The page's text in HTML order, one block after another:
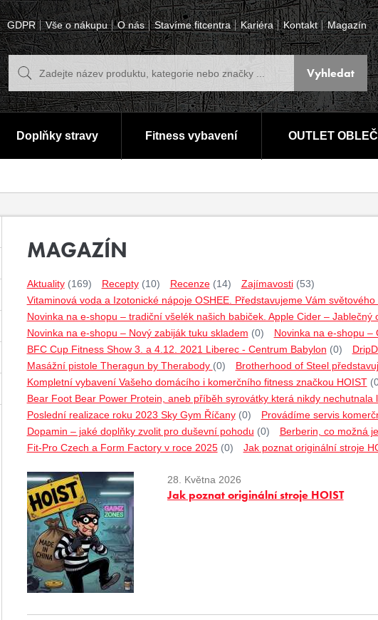
GDPR Vše o nákupu O nás Stavíme fitcentra Kariéra Kontakt Magazín
Doplňky stravy Fitness vybavení OUTLET
MAGAZÍN
Aktuality (169) Recepty (10) Recenze (14) Zajímavosti (53)
Vitaminová voda a Izotonické nápoje OSHEE. Představujeme Vám
Novinka na e-shopu – tradiční všelék našich babiček. Apple Cider – Jablečný
Novinka na e-shopu – Nový zabiják tuku skladem (0)
Novinka na e-shopu –
BFC Cup Fitness Show 3. a 4.12. 2021 Liberec - Centrum Babylon (0)
Masážní pistole Theragun by Therabody (0)
Brotherhood of Steel
Kompletní vybavení Vašeho domácího i komerčního fitness značkou HOIST
Bear Foot Bear Power Protein, aneb příběh syrovátky která nikdy nechutnala
Poslední realizace roku 2023 Sky Gym Říčany (0)
Provádíme servis
Dopamin – jaké doplňky zvolit pro duševní pohodu (0)
Berberin, co možná
Fit-Pro Czech a Form Factory v roce 2025 (0) Jak poznat originální stroje
28. Května 2026
Jak poznat originální stroje HOIST